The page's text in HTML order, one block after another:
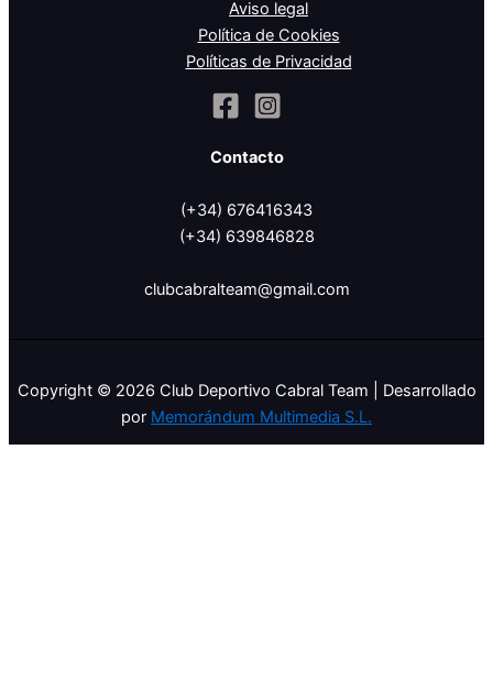
Aviso legal
Política de Cookies
Políticas de Privacidad
Contacto
(+34) 676416343
(+34) 639846828
clubcabralteam@gmail.com
Copyright © 2026 Club Deportivo Cabral Team | Desarrollado
por Memorándum Multimedia S.L.